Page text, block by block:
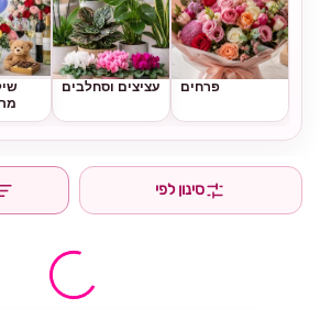
פרחים עציצים וסחלבים
סינון לפי